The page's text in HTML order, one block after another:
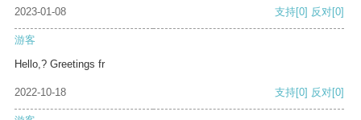
2023-01-08 支持[0] 反对[0]
游客
Hello,? Greetings fr
2022-10-18 支持[0] 反对[0]